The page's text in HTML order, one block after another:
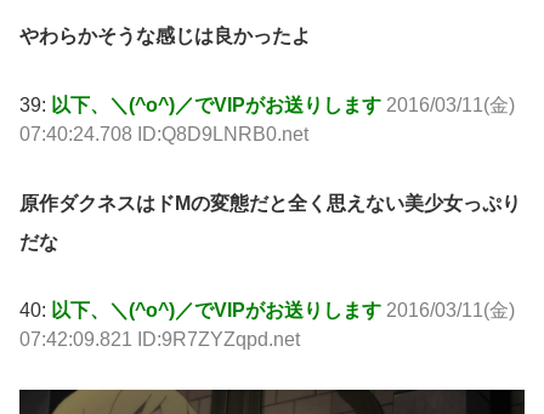
やわらかそうな感じは良かったよ
39: 以下、＼(^o^)／でVIPがお送りします 2016/03/11(金)
07:40:24.708 ID:Q8D9LNRB0.net
原作ダクネスはドMの変態だと全く思えない美少女っぷり
だな
40: 以下、＼(^o^)／でVIPがお送りします 2016/03/11(金)
07:42:09.821 ID:9R7ZYZqpd.net